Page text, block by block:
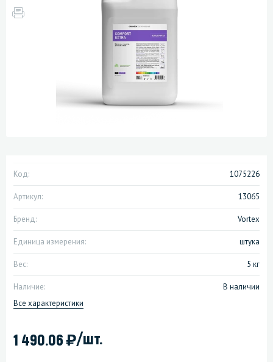
Код: 1075226
Артикул: 13065
Бренд: Vortex
Единица измерения: штука
Вес: 5 кг
Наличие:
В наличии
Все характеристики
1 490.06)/шт.